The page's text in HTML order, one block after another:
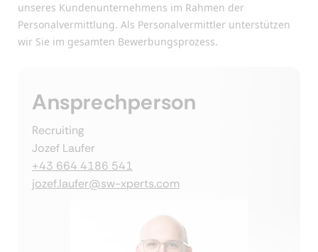
unseres Kundenunternehmens im Rahmen der
Personalvermittlung. Als Personalvermittler unterstützen
wir Sie im gesamten Bewerbungsprozess.
Ansprechperson
Recruiting
Jozef Laufer
+43 664 4186 541
jozef.laufer@sw-xperts.com